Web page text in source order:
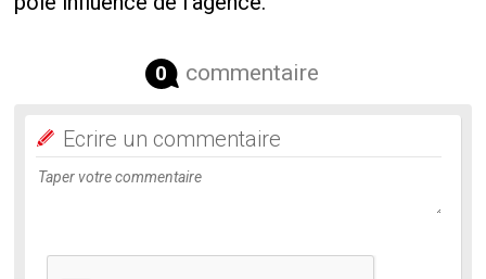
0 commentaire
Ecrire un commentaire